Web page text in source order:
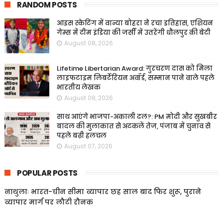
RANDOM POSTS
आइस स्केटिंग में वान्या बोहरा ने रचा इतिहास, एशियन
गेम्स में टीम इंडिया की जर्सी में उतरेंगी धौलपुर की बेटी
August 08, 2026
Lifetime Libertarian Award: गुरचरण दास को मिला
लाइफटाइम लिबर्टेरियन अवॉर्ड, सम्मान पाने वाले पहले
भारतीय लेखक
August 08, 2026
साथ आएंगे भाजपा-अकाली दल?: PM मोदी और सुखबीर
बादल की मुलाकात से अटकलें तेज, पंजाब में चुनाव से
पहले बढ़ी हलचल
August 07, 2026
POPULAR POSTS
नाथुलाः भारत-चीन सीमा व्यापार छह साल बाद फिर शुरू, पुराने
व्यापार मार्ग पर लौटी रौनक